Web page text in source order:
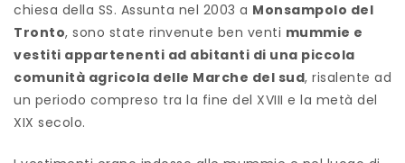
chiesa della SS. Assunta nel 2003 a Monsampolo del
Tronto, sono state rinvenute ben venti mummie e
vestiti appartenenti ad abitanti di una piccola
comunità agricola delle Marche del sud, risalente ad
un periodo compreso tra la fine del XVIII e la metà del
XIX secolo.